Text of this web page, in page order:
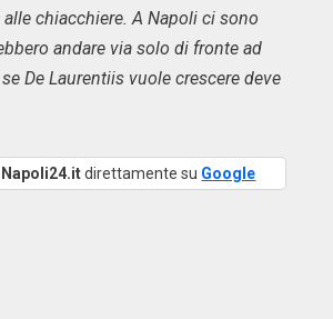
alle chiacchiere. A Napoli ci sono
andare via solo di fronte ad
De Laurentiis vuole crescere deve
direttamente su Google